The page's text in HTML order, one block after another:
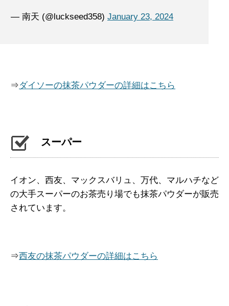
— 南天 (@luckseed358) January 23, 2024
⇒ダイソーの抹茶パウダーの詳細はこちら
スーパー
イオン、西友、マックスバリュ、万代、マルハチなど
の大手スーパーのお茶売り場でも抹茶パウダーが販売
されています。
⇒西友の抹茶パウダーの詳細はこちら